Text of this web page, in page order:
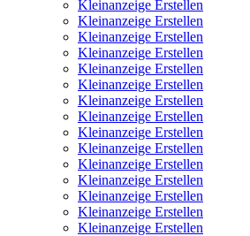
Kleinanzeige Erstellen
Kleinanzeige Erstellen
Kleinanzeige Erstellen
Kleinanzeige Erstellen
Kleinanzeige Erstellen
Kleinanzeige Erstellen
Kleinanzeige Erstellen
Kleinanzeige Erstellen
Kleinanzeige Erstellen
Kleinanzeige Erstellen
Kleinanzeige Erstellen
Kleinanzeige Erstellen
Kleinanzeige Erstellen
Kleinanzeige Erstellen
Kleinanzeige Erstellen